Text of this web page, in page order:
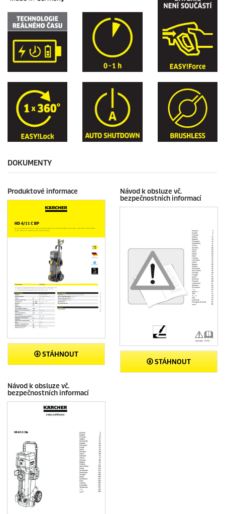
DOKUMENTY
Produktové informace
STÁHNOUT
Návod k obsluze vč.
bezpečnostních informací
STÁHNOUT
Návod k obsluze vč.
bezpečnostních informací